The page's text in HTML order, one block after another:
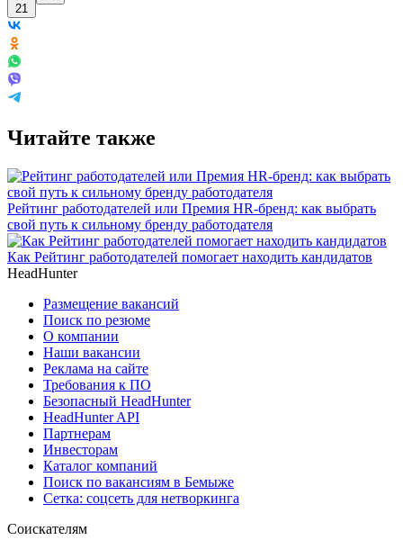
21
Читайте также
Рейтинг работодателей или Премия HR-бренд: как выбрать
свой путь к сильному бренду работодателя
Как Рейтинг работодателей помогает находить кандидатов
HeadHunter
Размещение вакансий
Поиск по резюме
О компании
Наши вакансии
Реклама на сайте
Требования к ПО
Безопасный HeadHunter
HeadHunter API
Партнерам
Инвесторам
Каталог компаний
Поиск по вакансиям в Бемыже
Сетка: соцсеть для нетворкинга
Соискателям